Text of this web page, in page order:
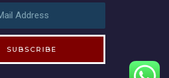
SUBSCRIBE